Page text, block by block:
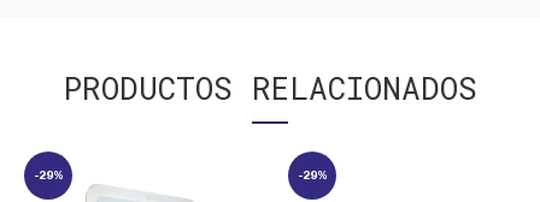
PRODUCTOS RELACIONADOS
-29% -29%